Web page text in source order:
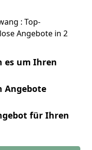
: Top-
Angebote in 2
es um Ihren
Angebote
für Ihren